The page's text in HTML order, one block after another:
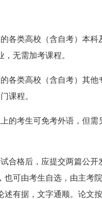
类高校（含自考）本科
无需加考课程。
类高校（含自考）其他
课程。
考生可免考外语，但需
格后，应提交两篇公开
可由考生自选，由主考
述有据，文字通顺。论文